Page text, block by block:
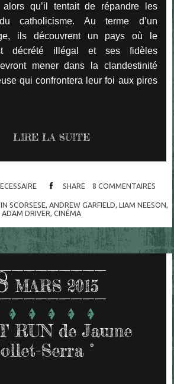
alors qu’il tentait de répandre les
catholicisme. Au terme d’un
ils découvrent un pays où le
décrété illégal et ses fidèles
mener dans la clandestinité
qui confrontera leur foi aux pires
LIRE LA SUITE
SHARE 8 COMMENTAIRES
SCORSESE,ANDREW GARFIELD,LIAM NEESON,
ADAM DRIVER, CINÉMA
MARS 2015
RUN de Jaume
Serra °